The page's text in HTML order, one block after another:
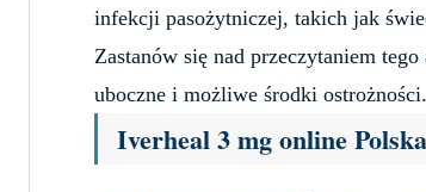
infekcji pasożytniczej, takich jak
Zastanów się nad przeczytaniem
uboczne i możliwe środki ostrożności.
Iverheal 3 mg online Polska